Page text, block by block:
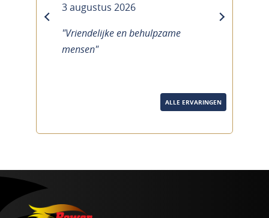
3 augustus 2026
"Vriendelijke en behulpzame
mensen"
next
ALLE ERVARINGEN